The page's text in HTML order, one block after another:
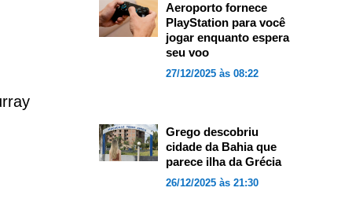
Aeroporto fornece
PlayStation para você
jogar enquanto espera
seu voo
27/12/2025 às 08:22
Grego descobriu
cidade da Bahia que
parece ilha da Grécia
26/12/2025 às 21:30